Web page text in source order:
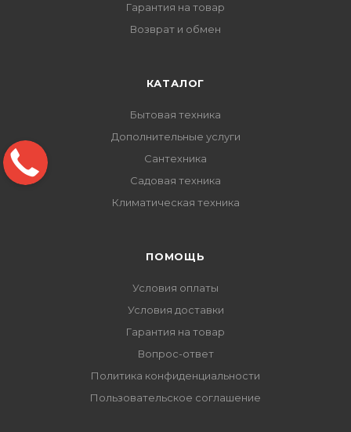
Гарантия на товар
Возврат и обмен
КАТАЛОГ
Бытовая техника
Дополнительные услуги
Сантехника
Садовая техника
Климатическая техника
ПОМОЩЬ
Условия оплаты
Условия доставки
Гарантия на товар
Вопрос-ответ
Политика конфиденциальности
Пользовательское соглашение